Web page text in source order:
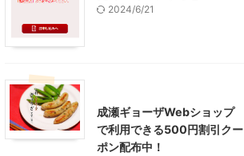
2024/6/21
成瀬ギョーザWebショップ
で利用できる500円割引クー
ポン配布中！